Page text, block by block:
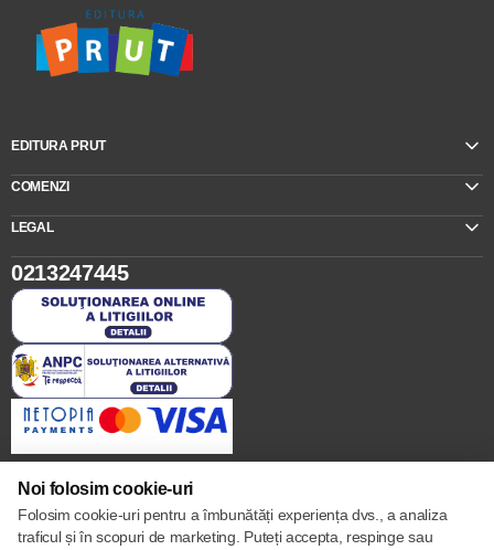
EDITURA PRUT
COMENZI
LEGAL
0213247445
Setări cookie-uri
Noi folosim cookie-uri
Folosim cookie-uri pentru a îmbunătăți experiența dvs., a analiza
traficul și în scopuri de marketing. Puteți accepta, respinge sau